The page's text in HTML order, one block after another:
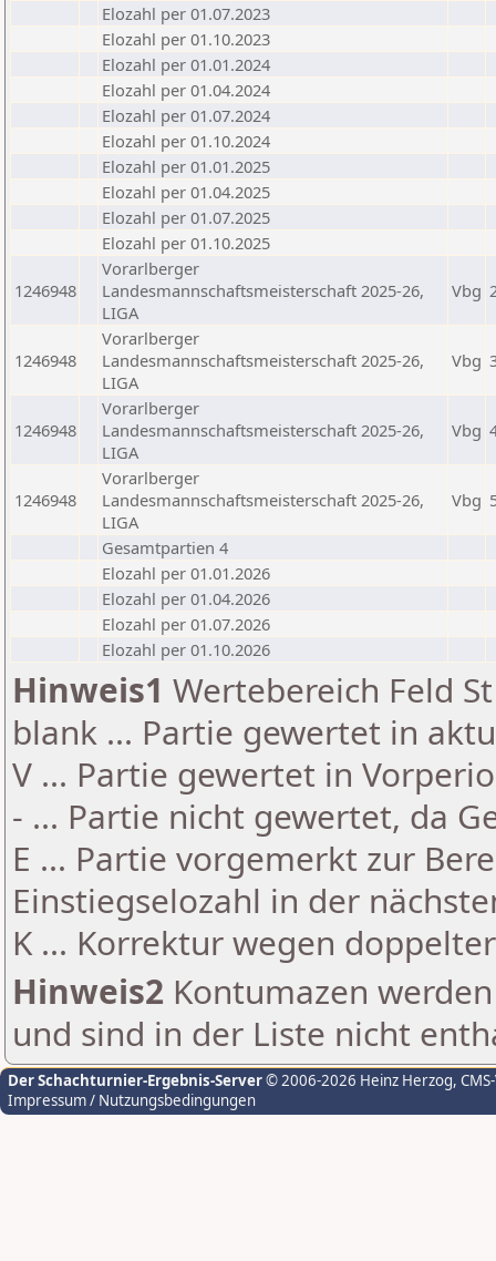
Elozahl per 01.07.2023
Elozahl per 01.10.2023
Elozahl per 01.01.2024
Elozahl per 01.04.2024
Elozahl per 01.07.2024
Elozahl per 01.10.2024
Elozahl per 01.01.2025
Elozahl per 01.04.2025
Elozahl per 01.07.2025
Elozahl per 01.10.2025
1246948
Vorarlberger
Landesmannschaftsmeisterschaft 2025-26,
LIGA
Vbg
1246948
Vorarlberger
Landesmannschaftsmeisterschaft 2025-26,
LIGA
Vbg
1246948
Vorarlberger
Landesmannschaftsmeisterschaft 2025-26,
LIGA
Vbg
1246948
Vorarlberger
Landesmannschaftsmeisterschaft 2025-26,
LIGA
Vbg
Gesamtpartien 4
Elozahl per 01.01.2026
Elozahl per 01.04.2026
Elozahl per 01.07.2026
Elozahl per 01.10.2026
Hinweis1 Wertebereich Feld
blank ... Partie gewertet in
V ... Partie gewertet in
- ... Partie nicht gewertet, da
E ... Partie vorgemerkt zur
Einstiegselozahl in der
K ... Korrektur wegen
Hinweis2 Kontumazen
und sind in der Liste nicht
Der Schachturnier-Ergebnis-Server© 2006-2026 Heinz Herzog,
Impressum / Nutzungsbedingungen